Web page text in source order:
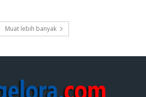
Muat lebih banyak